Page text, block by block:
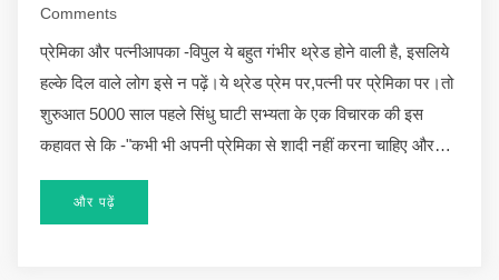
Comments
प्रेमिका और पत्नीआपका -विपुल ये बहुत गंभीर थ्रेड होने वाली है, इसलिये
हल्के दिल वाले लोग इसे न पढ़ें।ये थ्रेड प्रेम पर,पत्नी पर प्रेमिका पर।तो
शुरुआत 5000 साल पहले सिंधु घाटी सभ्यता के एक विचारक की इस
कहावत से कि -"कभी भी अपनी प्रेमिका से शादी नहीं करना चाहिए और…
और पढ़ें